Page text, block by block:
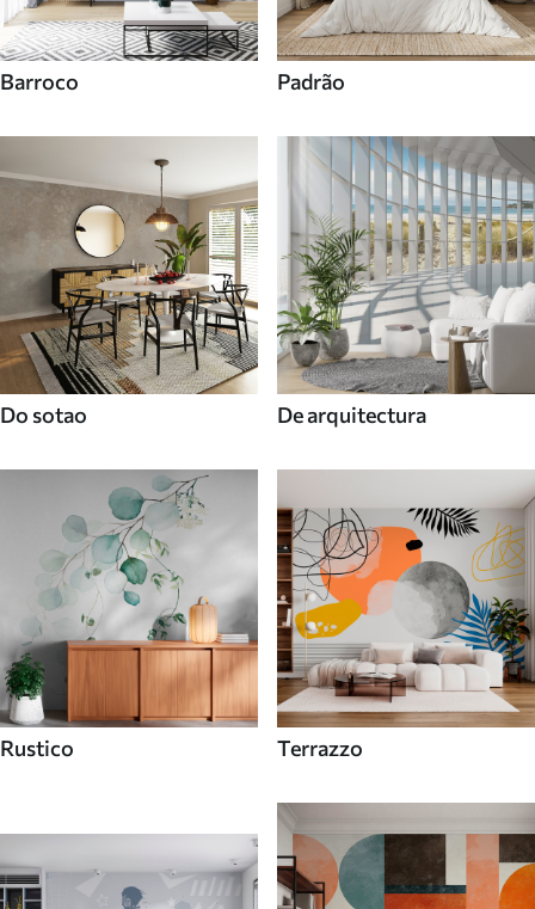
Barroco Padrão
Do sotao De arquitectura
Rustico Terrazzo